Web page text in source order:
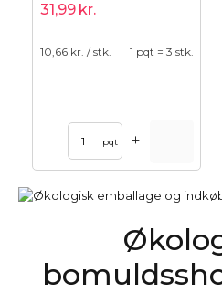
bomuld
31,99 kr.
10,66 kr. / stk. 1 pqt = 3 stk.
– pqt +